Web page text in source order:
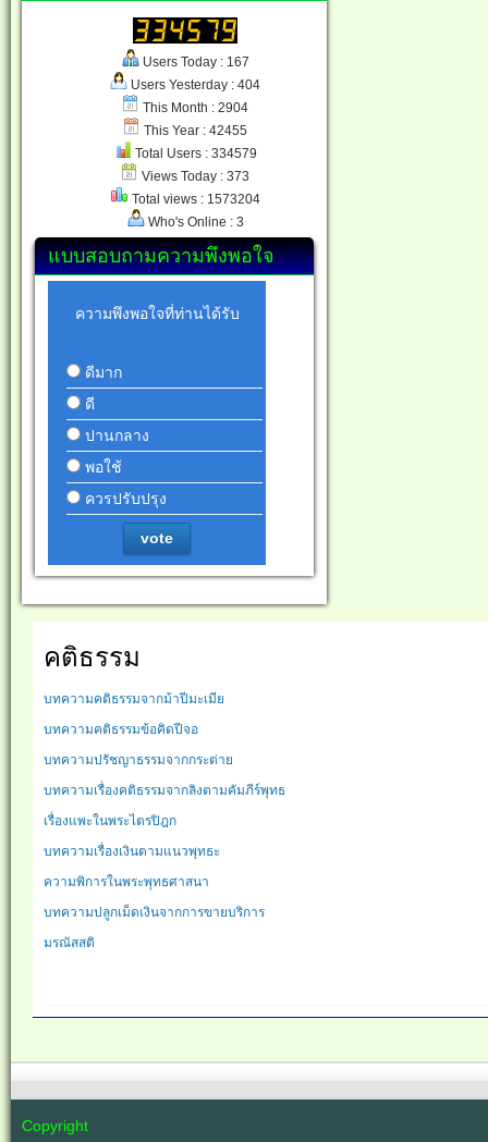
Users Today : 167
Users Yesterday : 404
This Month : 2904
This Year : 42455
Total Users : 334579
Views Today : 373
Total views : 1573204
Who's Online : 3
แบบสอบถามความพึงพอใจ
ความพึงพอใจที่ท่านได้รับ
ดีมาก
ดี
ปานกลาง
พอใช้
ควรปรับปรุง
vote
คติธรรม
บทความคติธรรมจากม้าปีมะเมีย
บทความคติธรรมข้อคิดปีจอ
บทความปรัชญาธรรมจากกระต่าย
บทความเรื่องคติธรรมจากลิงตามคัมภีร์พุทธ
เรื่องแพะในพระไตรปิฎก
บทความเรื่องเงินตามแนวพุทธะ
ความพิการในพระพุทธศาสนา
บทความปลูกเม็ดเงินจากการขายบริการ
มรณัสสติ
Copyright